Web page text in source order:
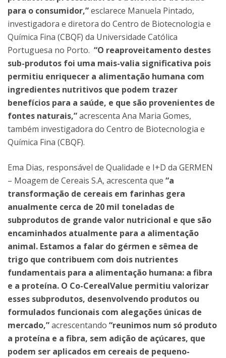
para o consumidor,”esclarece Manuela Pintado,
investigadora e diretora do Centro de Biotecnologia e
Química Fina (CBQF) da Universidade Católica
Portuguesa no Porto. “O reaproveitamento destes
sub-produtos foi uma mais-valia significativa pois
permitiu enriquecer a alimentação humana com
ingredientes nutritivos que podem trazer
benefícios para a saúde, e que são provenientes de
fontes naturais,”acrescenta Ana Maria Gomes,
também investigadora do Centro de Biotecnologia e
Química Fina (CBQF).
Ema Dias, responsável de Qualidade e I+D da GERMEN
– Moagem de Cereais S.A, acrescenta que “a
transformação de cereais em farinhas gera
anualmente cerca de 20 mil toneladas de
subprodutos de grande valor nutricional e que são
encaminhados atualmente para a alimentação
animal. Estamos a falar do gérmen e sêmea de
trigo que contribuem com dois nutrientes
fundamentais para a alimentação humana: a fibra
e a proteína. O Co-CerealValue permitiu valorizar
esses subprodutos, desenvolvendo produtos ou
formulados funcionais com alegações únicas de
mercado,”acrescentando “reunimos num só produto
a proteína e a fibra, sem adição de açúcares, que
podem ser aplicados em cereais de pequeno-